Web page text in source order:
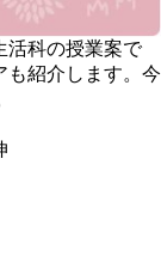
活科の授業案で
も紹介します。今